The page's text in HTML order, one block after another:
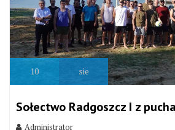
10 sie
Sołectwo Radgoszcz I z
Administrator